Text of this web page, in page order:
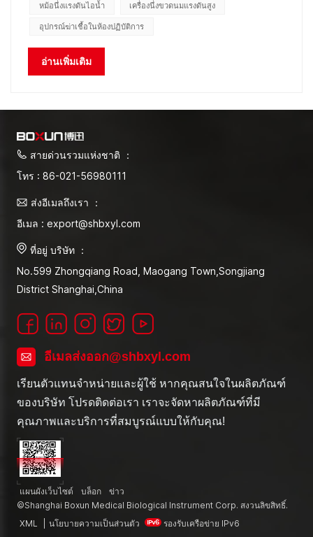
หม้อนึ่งแรงดันไอน้ำ เครื่องนึ่งขวดนมแรงดันสูง
อุปกรณ์ฆ่าเชื้อในห้องปฏิบัติการ
อ่านเพิ่มเติม
สายด่วนรวมแห่งชาติ ：
โทร : 86-021-56980111
ส่งอีเมลถึงเรา ：
อีเมล : export@shbxyl.com
ที่อยู่ บริษัท ：
No.599 Zhongqiang Road, Maogang Town,Songjiang
District Shanghai,China
อีเมลส่งออก@shbxyl.com
เรียนตัวแทนจำหน่ายและผู้ใช้ หากคุณสนใจในผลิตภัณฑ์
ของบริษัท โปรดติดต่อเรา เราจะจัดหาผลิตภัณฑ์ที่มี
คุณภาพและบริการที่สมบูรณ์แบบให้กับคุณ!
แผนผังเว็บไซต์ บล็อก
ข่าว
©Shanghai Boxun Medical Biological Instrument Corp. สงวนลิขสิทธิ์.
XML
นโยบายความเป็นส่วนตัว รองรับเครือข่าย IPv6